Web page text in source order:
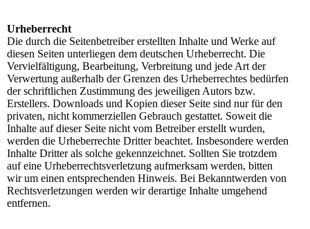
Urheberrecht
Die durch die Seitenbetreiber erstellten Inhalte und Werke auf
diesen Seiten unterliegen dem deutschen Urheberrecht. Die
Vervielfältigung, Bearbeitung, Verbreitung und jede Art der
Verwertung außerhalb der Grenzen des Urheberrechtes bedürfen
der schriftlichen Zustimmung des jeweiligen Autors bzw.
Erstellers. Downloads und Kopien dieser Seite sind nur für den
privaten, nicht kommerziellen Gebrauch gestattet. Soweit die
Inhalte auf dieser Seite nicht vom Betreiber erstellt wurden,
werden die Urheberrechte Dritter beachtet. Insbesondere werden
Inhalte Dritter als solche gekennzeichnet. Sollten Sie trotzdem
auf eine Urheberrechtsverletzung aufmerksam werden, bitten
wir um einen entsprechenden Hinweis. Bei Bekanntwerden von
Rechtsverletzungen werden wir derartige Inhalte umgehend
entfernen.